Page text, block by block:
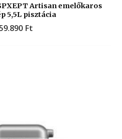
Artisan emelőkaros
5,5L pisztácia
Ft